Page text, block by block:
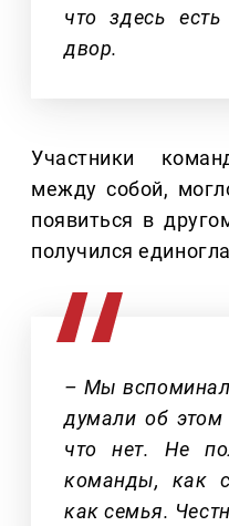
что здесь
двор.
Участники
между собой,
появиться в
получился
– Мы
думали об
что нет. Не
команды, как
как семья.